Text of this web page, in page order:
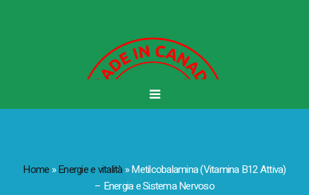
Home »Energie e vitalità»Metilcobalamina (Vitamina B12 Attiva)
– Energia e Sistema Nervoso